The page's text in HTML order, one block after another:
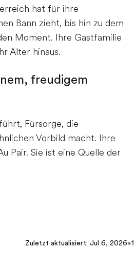
hat für ihre
Bann zieht, bis hin zu dem
Moment. Ihre Gastfamilie
Alter hinaus.
freudigem
Fürsorge, die
Vorbild macht. Ihre
Pair. Sie ist eine Quelle der
Zuletzt aktualisiert: Jul 6, 2026•1